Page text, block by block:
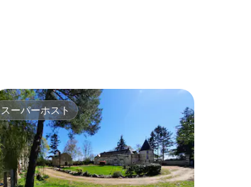
スーパーホスト
スーパーホスト